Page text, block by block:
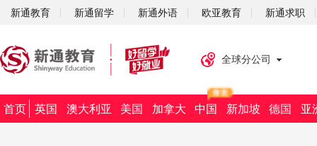
新通教育 新通留学 新通外语 欧亚教育 新通求职
全球分公司
首页 英国 澳大利亚 美国 加拿大 中国 新加坡 德国 亚